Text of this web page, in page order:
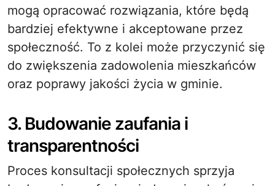
mogą opracować rozwiązania, które będą
bardziej efektywne i akceptowane przez
społeczność. To z kolei może przyczynić się
do zwiększenia zadowolenia mieszkańców
oraz poprawy jakości życia w gminie.
3. Budowanie zaufania i
transparentności
Proces konsultacji społecznych sprzyja